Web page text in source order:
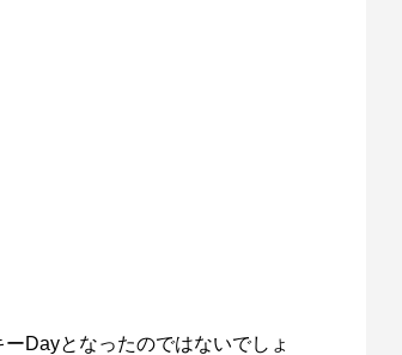
Dayとなったのではないでしょ